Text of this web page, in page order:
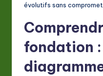
évolutifs sans
fondation